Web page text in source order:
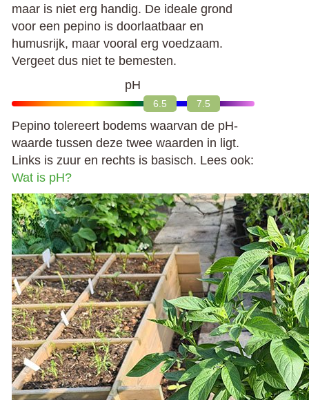
maar is niet erg handig. De ideale grond
voor een pepino is doorlaatbaar en
humusrijk, maar vooral erg voedzaam.
Vergeet dus niet te bemesten.
pH
6.5 7.5
Pepino tolereert bodems waarvan de pH-
waarde tussen deze twee waarden in ligt.
Links is zuur en rechts is basisch. Lees ook:
Wat is pH?